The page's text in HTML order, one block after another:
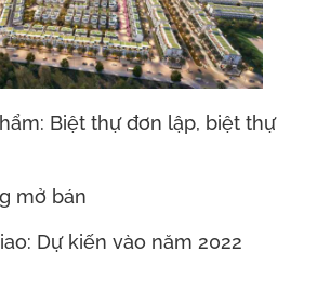
Biệt thự đơn lập, biệt thự
mở bán
Dự kiến vào năm 2022